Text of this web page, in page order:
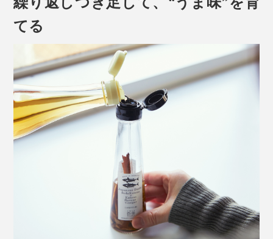
食材そのもののおいしさを引き出し、料理の味のキメ手
になる。かけるだけで、ひと手間調理された味わいにな
その節納屋で働くお母さんたちが、形の崩れた宗田節や
削りかすを家に持ち帰り、家の醤油やお酢の瓶に入れて
使っていたというアイデアが『つぎ足すだし醤油・だし
酢』のルーツ。
本品は、「宗田節」の旨味を一番よく知る職人の知恵が
詰まった、天然のうま味調味料なのです。
納豆や冷奴、しらすおろしなどの副菜も贅沢な味わい
に。淡白な魚介類の刺身醤油としても美味！釜玉うどん
は、まるでお店の味です。
てる